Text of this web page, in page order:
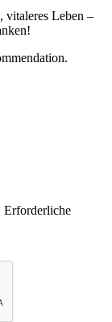
vitaleres Leben –
Erforderliche